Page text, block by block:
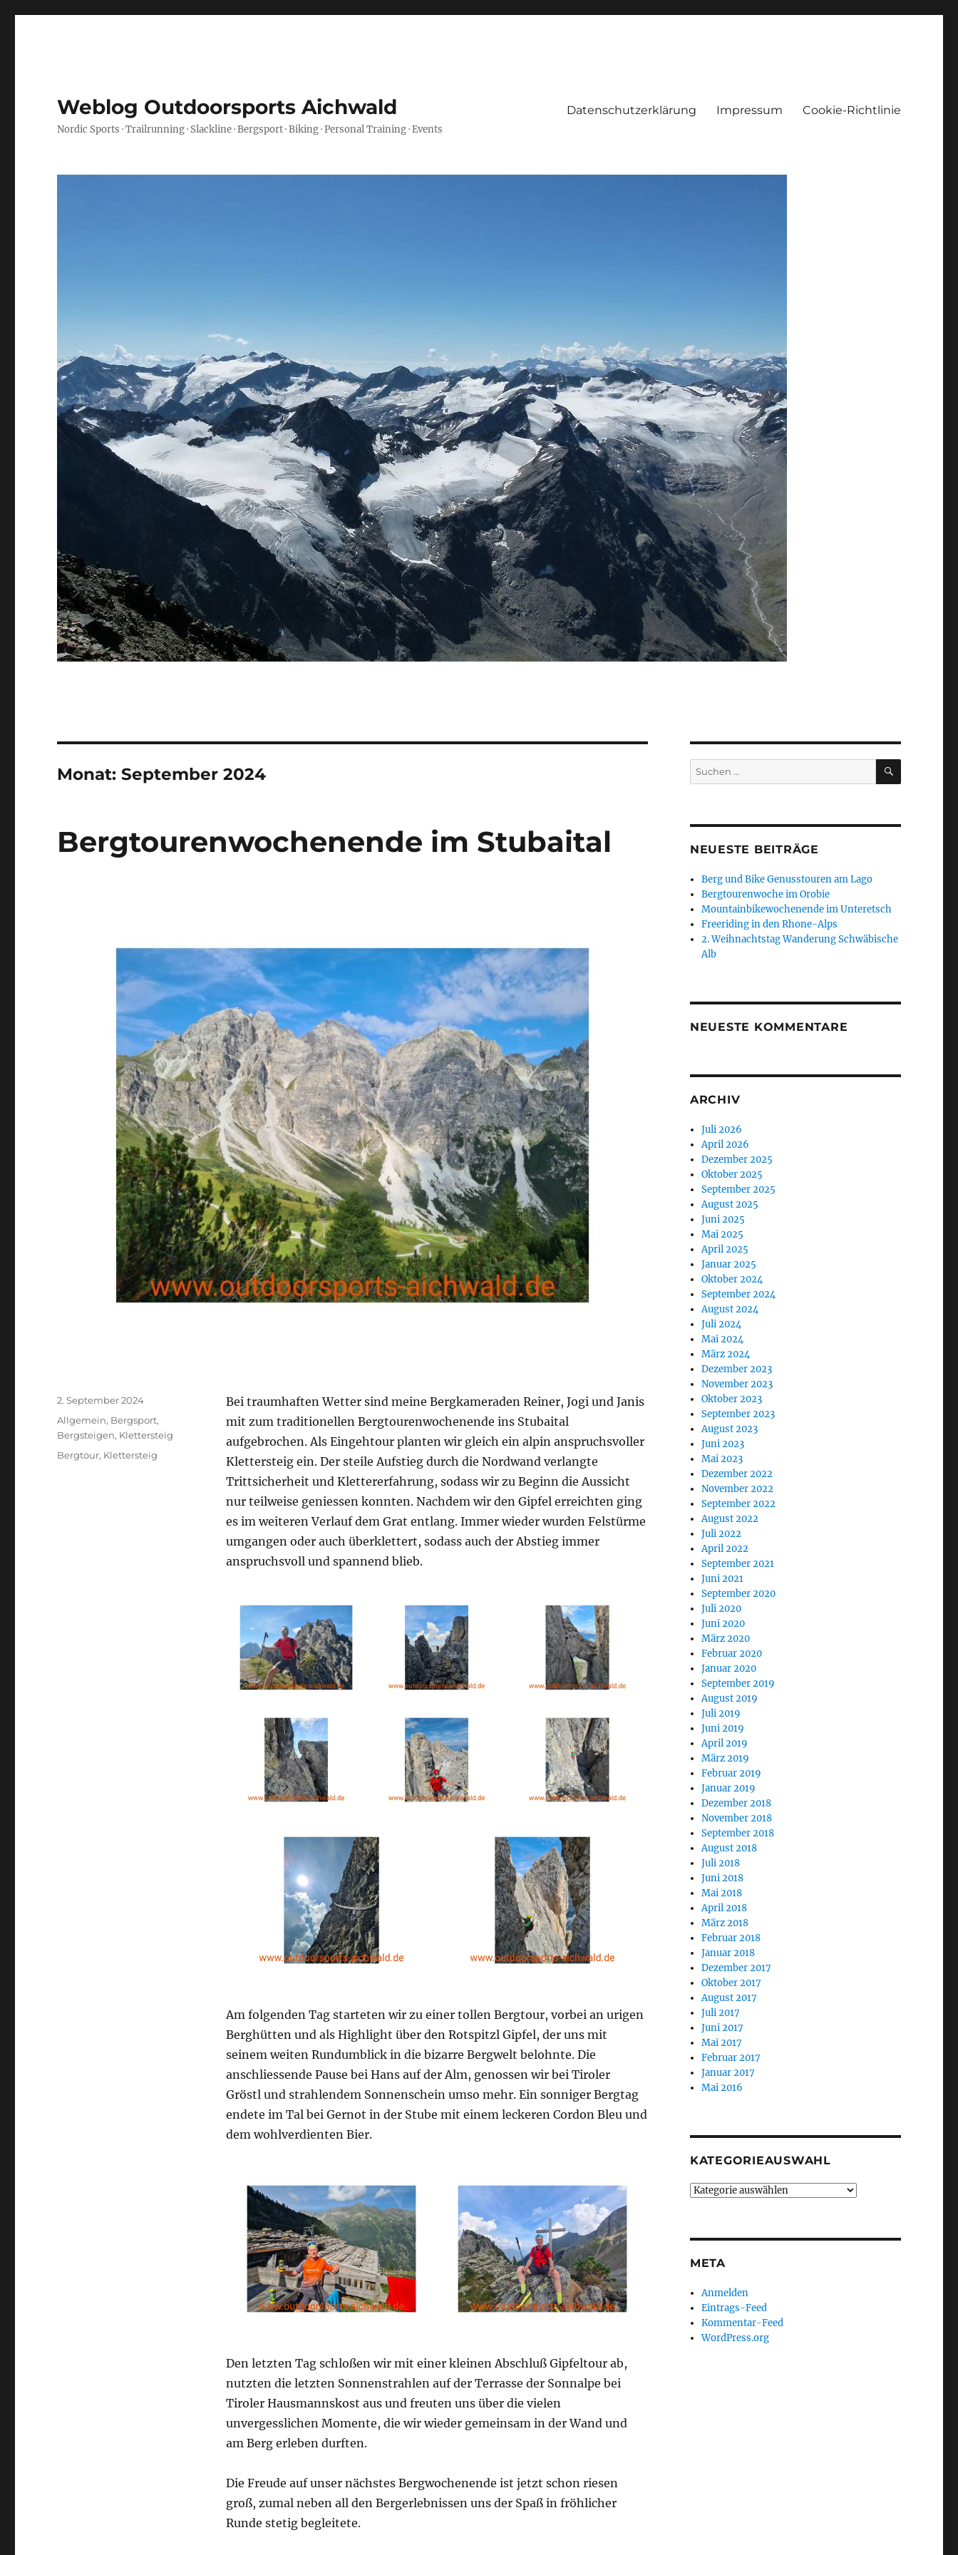
Weblog Outdoorsports Aichwald
Nordic Sports · Trailrunning · Slackline · Bergsport · Biking · Personal Training · Events
Datenschutzerklärung Impressum Cookie-Richtlinie
Monat:September 2024
Bergtourenwochenende im Stubaital
Bei traumhaften Wetter sind meine Bergkameraden Reiner, Jogi und Janis
mit zum traditionellen Bergtourenwochenende ins Stubaital
aufgebrochen. Als Eingehtour planten wir gleich ein alpin anspruchsvoller
Klettersteig ein. Der steile Aufstieg durch die Nordwand verlangte
Trittsicherheit und Klettererfahrung, sodass wir zu Beginn die Aussicht
nur teilweise geniessen konnten. Nachdem wir den Gipfel erreichten ging
es im weiteren Verlauf dem Grat entlang. Immer wieder wurden Felstürme
umgangen oder auch überklettert, sodass auch der Abstieg immer
anspruchsvoll und spannend blieb.
Am folgenden Tag starteten wir zu einer tollen Bergtour, vorbei an urigen
Berghütten und als Highlight über den Rotspitzl Gipfel, der uns mit
seinem weiten Rundumblick in die bizarre Bergwelt belohnte. Die
anschliessende Pause bei Hans auf der Alm, genossen wir bei Tiroler
Gröstl und strahlendem Sonnenschein umso mehr. Ein sonniger Bergtag
endete im Tal bei Gernot in der Stube mit einem leckeren Cordon Bleu und
dem wohlverdienten Bier.
Den letzten Tag schloßen wir mit einer kleinen Abschluß Gipfeltour ab,
nutzten die letzten Sonnenstrahlen auf der Terrasse der Sonnalpe bei
Tiroler Hausmannskost aus und freuten uns über die vielen
unvergesslichen Momente, die wir wieder gemeinsam in der Wand und
am Berg erleben durften.
Die Freude auf unser nächstes Bergwochenende ist jetzt schon riesen
groß, zumal neben all den Bergerlebnissen uns der Spaß in fröhlicher
Runde stetig begleitete.
Veröffentlicht
am
2. September 2024
Kategorien
Allgemein, Bergsport,
Bergsteigen, Klettersteig
Schlagwörter
Bergtour, Klettersteig
Suchen
nach:
SUCHEN
NEUESTE BEITRÄGE
Berg und Bike Genusstouren am Lago
Bergtourenwoche im Orobie
Mountainbikewochenende im Unteretsch
Freeriding in den Rhone-Alps
2. Weihnachtstag Wanderung Schwäbische
Alb
NEUESTE KOMMENTARE
ARCHIV
Juli 2026
April 2026
Dezember 2025
Oktober 2025
September 2025
August 2025
Juni 2025
Mai 2025
April 2025
Januar 2025
Oktober 2024
September 2024
August 2024
Juli 2024
Mai 2024
März 2024
Dezember 2023
November 2023
Oktober 2023
September 2023
August 2023
Juni 2023
Mai 2023
Dezember 2022
November 2022
September 2022
August 2022
Juli 2022
April 2022
September 2021
Juni 2021
September 2020
Juli 2020
Juni 2020
März 2020
Februar 2020
Januar 2020
September 2019
August 2019
Juli 2019
Juni 2019
April 2019
März 2019
Februar 2019
Januar 2019
Dezember 2018
November 2018
September 2018
August 2018
Juli 2018
Juni 2018
Mai 2018
April 2018
März 2018
Februar 2018
Januar 2018
Dezember 2017
Oktober 2017
August 2017
Juli 2017
Juni 2017
Mai 2017
Februar 2017
Januar 2017
Mai 2016
KATEGORIEAUSWAHL
Kategorieauswahl
META
Anmelden
Eintrags-Feed
Kommentar-Feed
WordPress.org